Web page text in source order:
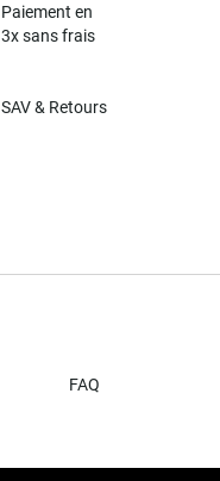
Paiement en
3x sans frais
SAV & Retours
FAQ